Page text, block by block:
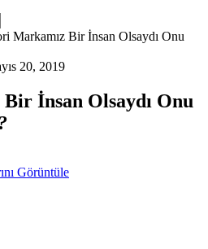
Markamız Bir İnsan Olsaydı Onu
20, 2019
İnsan Olsaydı Onu
Görüntüle